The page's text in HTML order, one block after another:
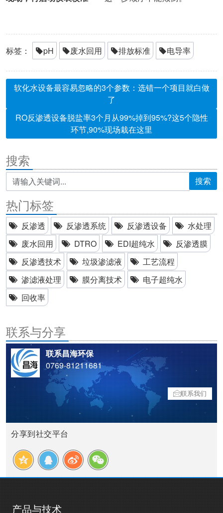
标签： pH 废水回用 排放标准 电导率
软化水设备最容易忽略的3个参数：选错一个项目就白做
了
RO反渗透设备脱盐率3个月从99%掉到95%?这5个隐性
环节,90%现场栽在这里
搜索
搜索
热门标签
反渗透 反渗透系统 反渗透设备
水处理
废水回用
DTRO EDI超纯水
反渗透膜
反渗透技术
垃圾渗滤液
工艺流程
渗滤液处理
膜分离技术
电子超纯水
回收率
联系与分享
联系昌海环保
0769-81211681
联系我们
分享到社交平台
产品与技术